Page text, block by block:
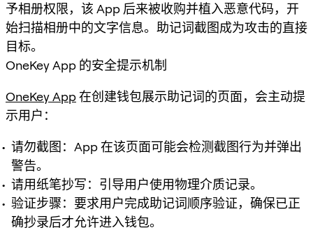
予相册权限，该 App 后来被收购并植入恶意代码，开
始扫描相册中的文字信息。助记词截图成为攻击的直接
目标。
OneKey App 的安全提示机制
OneKey App在创建钱包展示助记词的页面，会主动提
示用户：
请勿截图：App 在该页面可能会检测截图行为并弹出
警告。
请用纸笔抄写：引导用户使用物理介质记录。
验证步骤：要求用户完成助记词顺序验证，确保已正
确抄录后才允许进入钱包。